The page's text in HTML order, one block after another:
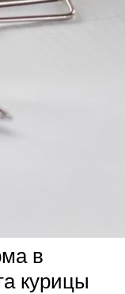
в
курицы